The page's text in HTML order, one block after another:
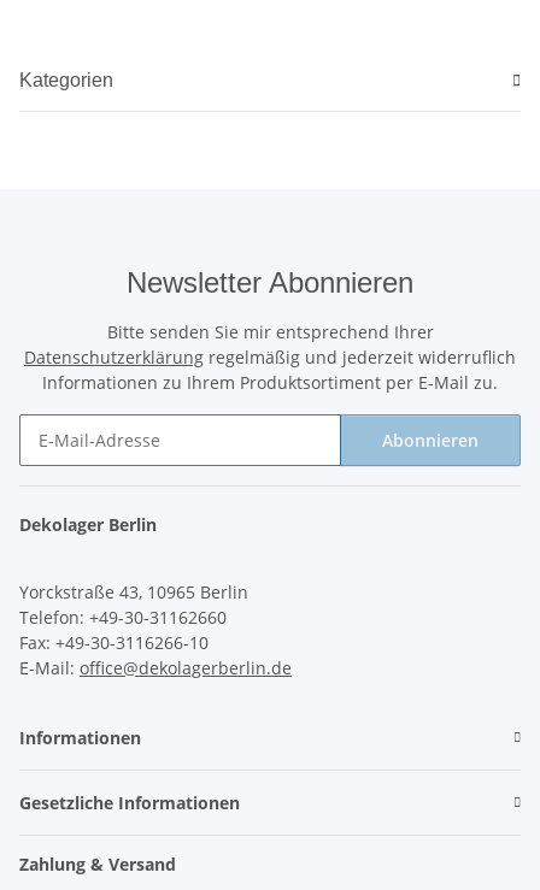
Kategorien
Newsletter Abonnieren
Bitte senden Sie mir entsprechend Ihrer
Datenschutzerklärung regelmäßig und jederzeit widerruflich
Informationen zu Ihrem Produktsortiment per E-Mail zu.
Abonnieren
Dekolager Berlin
Yorckstraße 43, 10965 Berlin
Telefon: +49-30-31162660
Fax: +49-30-3116266-10
E-Mail: office@dekolagerberlin.de
Informationen
Gesetzliche Informationen
Zahlung & Versand